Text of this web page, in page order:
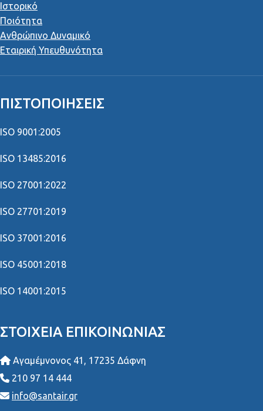
Ιστορικό
Ποιότητα
Ανθρώπινο Δυναμικό
Εταιρική Υπευθυνότητα
ΠΙΣΤΟΠΟΙΉΣΕΙΣ
ISO 9001:2005
ISO 13485:2016
ISO 27001:2022
ISO 27701:2019
ISO 37001:2016
ISO 45001:2018
ISO 14001:2015
ΣΤΟΙΧΕΊΑ ΕΠΙΚΟΙΝΩΝΊΑΣ
Αγαμέμνονος 41, 17235 Δάφνη
210 97 14 444
info@santair.gr